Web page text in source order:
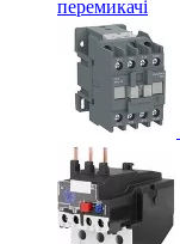
перемикачі